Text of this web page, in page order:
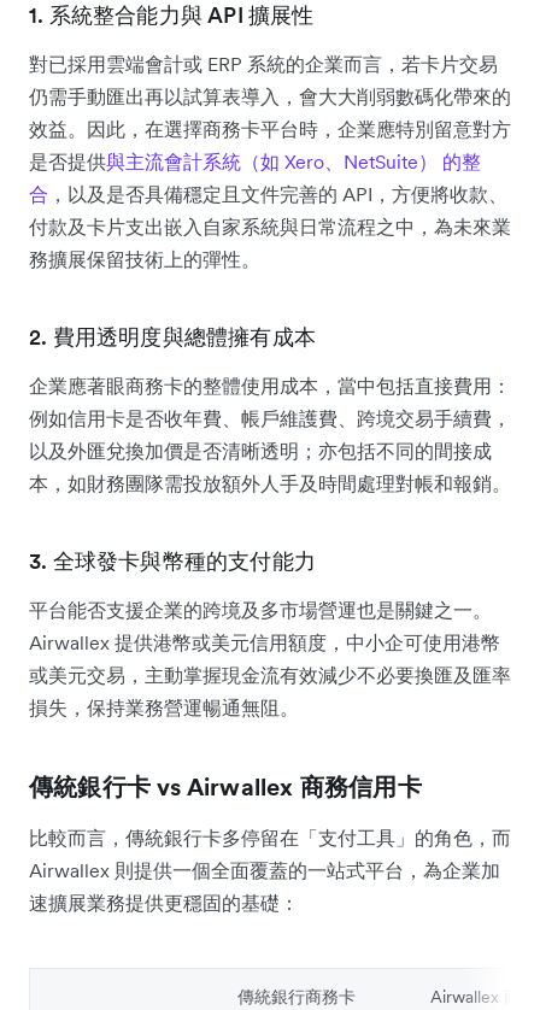
1. 系統整合能力與 API 擴展性
對已採用雲端會計或 ERP 系統的企業而言，若卡片交易
仍需手動匯出再以試算表導入，會大大削弱數碼化帶來的
效益。因此，在選擇商務卡平台時，企業應特別留意對方
是否提供與主流會計系統（如 Xero、NetSuite） 的整
合 ，以及是否具備穩定且文件完善的 API，方便將收款、
付款及卡片支出嵌入自家系統與日常流程之中，為未來業
務擴展保留技術上的彈性。
2. 費用透明度與總體擁有成本
企業應著眼商務卡的整體使用成本，當中包括直接費用：
例如信用卡是否收年費、帳戶維護費、跨境交易手續費，
以及外匯兌換加價是否清晰透明；亦包括不同的間接成
本，如財務團隊需投放額外人手及時間處理對帳和報銷。
3. 全球發卡與幣種的支付能力
平台能否支援企業的跨境及多市場營運也是關鍵之一。
Airwallex 提供港幣或美元信用額度，中小企可使用港幣
或美元交易，主動掌握現金流有效減少不必要換匯及匯率
損失，保持業務營運暢通無阻。
傳統銀行卡 vs Airwallex 商務信用卡
比較而言，傳統銀行卡多停留在「支付工具」的角色，而
Airwallex 則提供一個全面覆蓋的一站式平台，為企業加
速擴展業務提供更穩固的基礎：
傳統銀行商務卡 Airwallex 商